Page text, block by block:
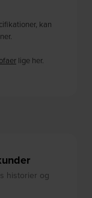
kan
lige her.
historier og